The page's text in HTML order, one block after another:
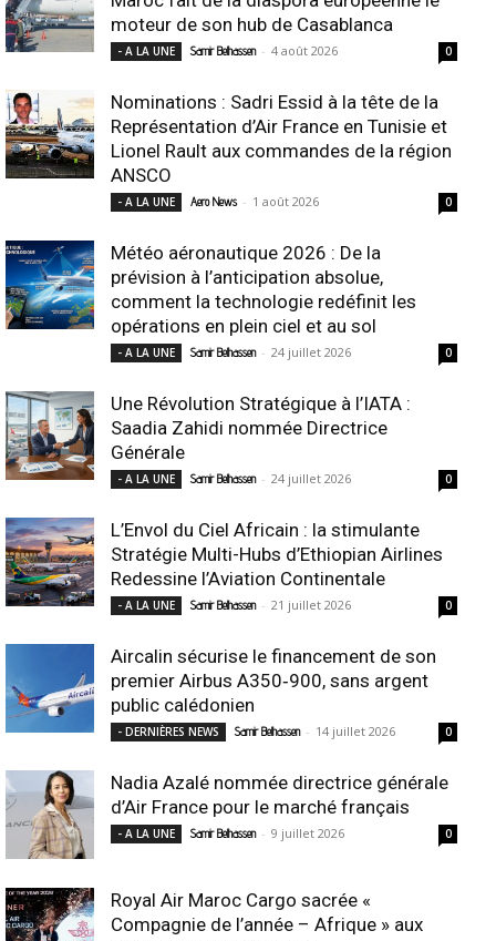
moteur de son hub de Casablanca
- A LA UNE Samir Belhassen - 4 août 2026 0
Nominations : Sadri Essid à la tête de la
Représentation d’Air France en Tunisie et
Lionel Rault aux commandes de la région
ANSCO
- A LA UNE Aero News - 1 août 2026 0
Météo aéronautique 2026 : De la
prévision à l’anticipation absolue,
comment la technologie redéfinit les
opérations en plein ciel et au sol
- A LA UNE Samir Belhassen - 24 juillet 2026 0
Une Révolution Stratégique à l’IATA :
Saadia Zahidi nommée Directrice
Générale
- A LA UNE Samir Belhassen - 24 juillet 2026 0
L’Envol du Ciel Africain : la stimulante
Stratégie Multi-Hubs d’Ethiopian Airlines
Redessine l’Aviation Continentale
- A LA UNE Samir Belhassen - 21 juillet 2026 0
Aircalin sécurise le financement de son
premier Airbus A350‑900, sans argent
public calédonien
- DERNIÈRES NEWS Samir Belhassen - 14 juillet 2026 0
Nadia Azalé nommée directrice générale
d’Air France pour le marché français
- A LA UNE Samir Belhassen - 9 juillet 2026 0
Royal Air Maroc Cargo sacrée «
Compagnie de l’année – Afrique » aux